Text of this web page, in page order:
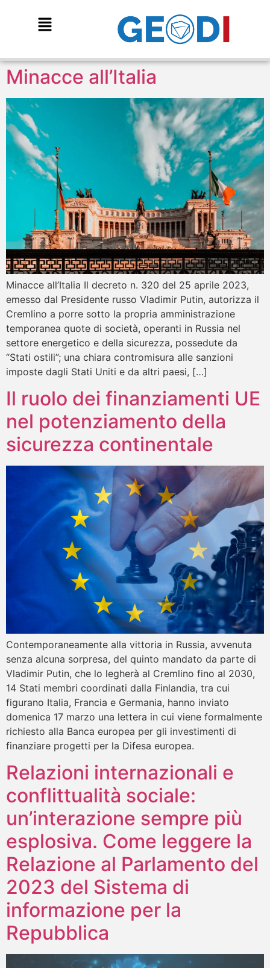
Minacce all’Italia
Minacce all’Italia Il decreto n. 320 del 25 aprile 2023,
emesso dal Presidente russo Vladimir Putin, autorizza il
Cremlino a porre sotto la propria amministrazione
temporanea quote di società, operanti in Russia nel
settore energetico e della sicurezza, possedute da
“Stati ostili”; una chiara contromisura alle sanzioni
imposte dagli Stati Uniti e da altri paesi, […]
Il ruolo dei finanziamenti UE
nel potenziamento della
sicurezza continentale
Contemporaneamente alla vittoria in Russia, avvenuta
senza alcuna sorpresa, del quinto mandato da parte di
Vladimir Putin, che lo legherà al Cremlino fino al 2030,
14 Stati membri coordinati dalla Finlandia, tra cui
figurano Italia, Francia e Germania, hanno inviato
domenica 17 marzo una lettera in cui viene formalmente
richiesto alla Banca europea per gli investimenti di
finanziare progetti per la Difesa europea.
Relazioni internazionali e
conflittualità sociale:
un’interazione sempre più
esplosiva. Come leggere la
Relazione al Parlamento del
2023 del Sistema di
informazione per la
Repubblica